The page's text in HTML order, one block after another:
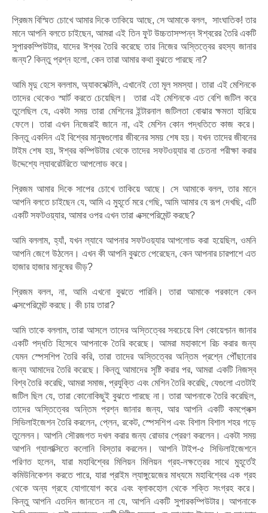
প্রিজম বিস্মিত চোখে আমার দিকে তাকিয়ে আছে, সে আমাকে বলল, সাংঘাতিক! তার
মানে আপনি বলতে চাইছেন, আমরা এই তিন ফুট উচ্চতাসম্পন্ন ঈশ্বরের তৈরি একটি
সুপারকম্পিউটার, যাদের ঈশ্বর তৈরি করেছে তার নিজের অস্তিত্বের রহস্য জানার
জন্য? কিন্তু প্রশ্ন হলো, কেন তারা আমার কথা বুঝতে পারছে না?
আমি মৃদু হেসে বললাম, অ্যাকসেক্টলি, এখানেই তো মূল সমস্যা। তারা এই মেশিনকে
তাদের থেকেও স্মার্ট করতে চেয়েছিল। তারা এই মেশিনকে এত বেশি জটিল করে
তুলেছিল যে, একটা সময় তারা মেশিনের ইন্টারনাল জটিলতা বোঝার ক্ষমতা হারিয়ে
ফেলে। তারা এখন নিজেরাই জানে না, এই মেশিন কোন পদ্ধতিতে কাজ করে।
কিন্তু একদিন এই বিশ্বের মানুষগুলোর জীবনের সময় শেষ হয়। যখন তাদের জীবনের
টাইম শেষ হয়, ঈশ্বর কম্পিউটার থেকে তাদের সফটওয়্যার বা চেতনা পরীক্ষা করার
উদ্দেশ্যে ল্যাবরেটরিতে আপলোড করে।
প্রিজম আমার দিকে সাপের চোখে তাকিয়ে আছে। সে আমাকে বলল, তার মানে
আপনি বলতে চাইছেন যে, আমি এ মুহূর্তে মরে গেছি, আমি আমার যে রূপ দেখছি, এটি
একটি সফটওয়্যার, আমার ওপর এখন তারা এক্সপেরিমেন্ট করছে?
আমি বললাম, হ্যাঁ, যখন ল্যাবে আপনার সফটওয়্যার আপলোড করা হয়েছিল, ওমনি
আপনি জেগে উঠলেন। এখন কী আপনি বুঝতে পেরেছেন, কেন আপনার চারপাশে এত
হাজার হাজার মানুষের ভীড়?
প্রিজম বলল, না, আমি এখনো বুঝতে পারিনি। তারা আমাকে পরকালে কেন
এক্সপেরিমেন্ট করছে। কী চায় তারা?
আমি তাকে বললাম, তারা আসলে তাদের অস্তিত্বের সবচেয়ে বিগ কোয়েশ্চান জানার
একটি পদ্ধতি হিসেবে আপনাকে তৈরি করেছে। আমরা মহাকাশে রিচ করার জন্য
যেমন স্পেসশিপ তৈরি করি, তারা তাদের অস্তিত্বের অন্তিম প্রশ্নে পৌঁছানোর
জন্য আমাদের তৈরি করেছে। কিন্তু আমাদের সৃষ্টি করার পর, আমরা একটি নিজস্ব
বিশ্ব তৈরি করেছি, আমরা সমাজ, প্রযুক্তি এবং মেশিন তৈরি করেছি, যেগুলো এতটাই
জটিল ছিল যে, তারা কোনোকিছুই বুঝতে পারছে না। তারা আপনাকে তৈরি করেছিল,
তাদের অস্তিত্বের অন্তিম প্রশ্ন জানার জন্য, আর আপনি একটি কমপ্লেক্স
সিভিলাইজেশন তৈরি করলেন, প্লেন, রকেট, স্পেসশিপ এবং বিশাল বিশাল শহর গড়ে
তুলেলন। আপনি সৌরজগত দখল করার জন্য রোভার প্রেরণ করলেন। একটা সময়
আপনি গ্যালাক্সিতে কলোনি বিস্তার করলেন। আপনি টাইপ-৫ সিভিলাইজেশনে
পরিণত হলেন, যারা মহাবিশ্বের মিলিয়ন মিলিয়ন গ্রহ-নক্ষত্রের সাথে মুহূর্তেই
কমিউনিকেশন করতে পারে, যারা প্রাইম ল্যাঙ্গুয়েজের মাধ্যমে মহাবিশ্বের এক গ্রহ
থেকে অন্য গ্রহে যোগাযোগ করে এবং ব্লাকহোল থেকে শক্তি সংগ্রহ করে।
কিন্তু আপনি এতদিন জানতেন না যে, আপনি একটি সুপারকম্পিউটার। আপনাকে